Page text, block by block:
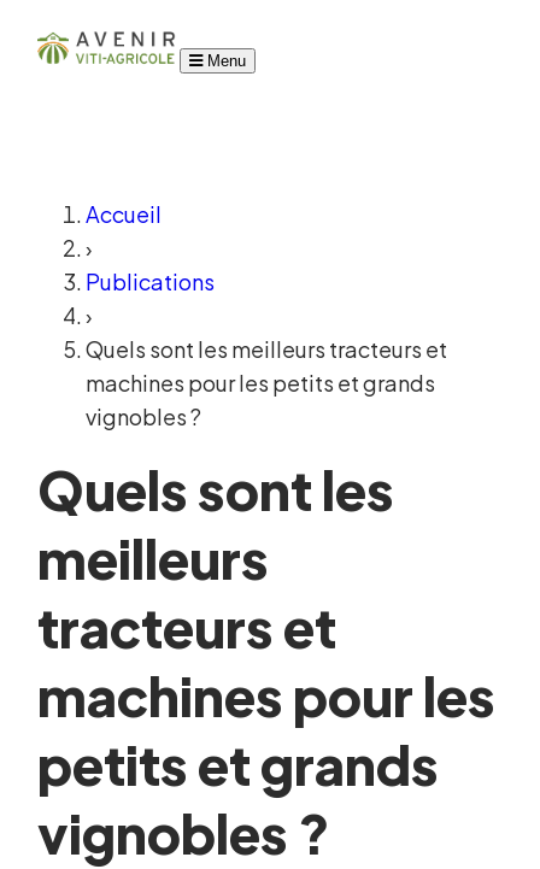
Menu
Accueil
›
Publications
›
Quels sont les meilleurs tracteurs et
machines pour les petits et grands
vignobles ?
Quels sont les
meilleurs
tracteurs et
machines pour les
petits et grands
vignobles ?